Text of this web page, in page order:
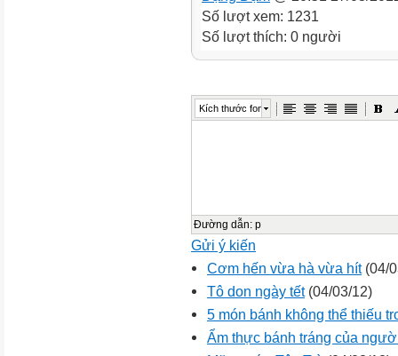
Số lượt xem: 1231
Số lượt thích: 0 người
Kích thước font
Đường dẫn: p
Gửi ý kiến
Cơm hến vừa hà vừa hít(04/
Tô don ngày tết(04/03/12)
5 món bánh không thể thiếu
Ẩm thực bánh tráng của